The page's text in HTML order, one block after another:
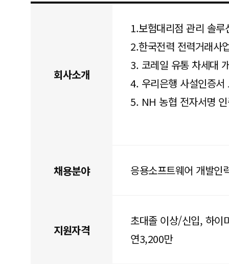
회사소개
1.보험대리점 관리 솔루
2.한국전력 전력거래사
3. 코레일 유통 차세대
4. 우리은행 사설인증
5. NH 농협 전자서명
채용분야 응용소프트웨어 개발
지원자격
초대졸 이상/신입, 하이
연3,200만